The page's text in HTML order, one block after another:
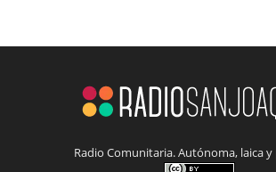
Radio Comunitaria. Autónoma, laica